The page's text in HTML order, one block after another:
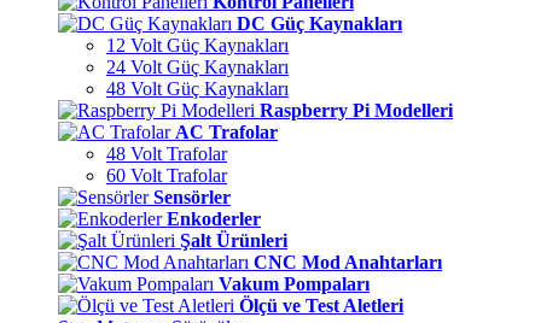
DC Güç Kaynakları
12 Volt Güç Kaynakları
24 Volt Güç Kaynakları
48 Volt Güç Kaynakları
Raspberry Pi Modelleri
AC Trafolar
48 Volt Trafolar
60 Volt Trafolar
Sensörler
Enkoderler
Şalt Ürünleri
CNC Mod Anahtarları
Vakum Pompaları
Ölçü ve Test Aletleri